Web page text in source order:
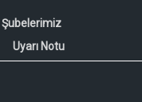
Şubelerimiz
Uyarı Notu